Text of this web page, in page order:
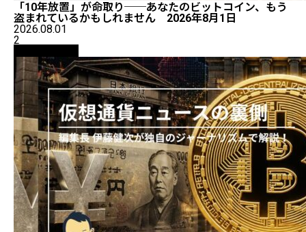
「10年放置」が命取り──あなたのビットコイン、もう
盗まれているかもしれません 2026年8月1日
2026.08.01
2